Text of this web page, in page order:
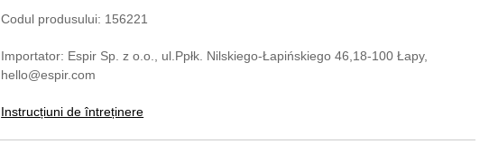
Codul produsului: 156221
Importator: Espir Sp. z o.o., ul.Ppłk. Nilskiego-Łapińskiego 46,18-100 Łapy,
hello@espir.com
Instrucțiuni de întreținere